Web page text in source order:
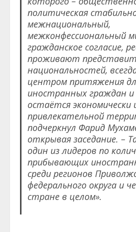
политическая
межнациональный,
межконфессиональный
гражданское согласие,
проживают
национальностей,
центром притяжения
иностранных граждан и
остаётся экономически
привлекательной
подчеркнул Фарид
открывая заседание. –
один из лидеров по
прибывающих
среди регионов
федерального округа и
стране в целом».